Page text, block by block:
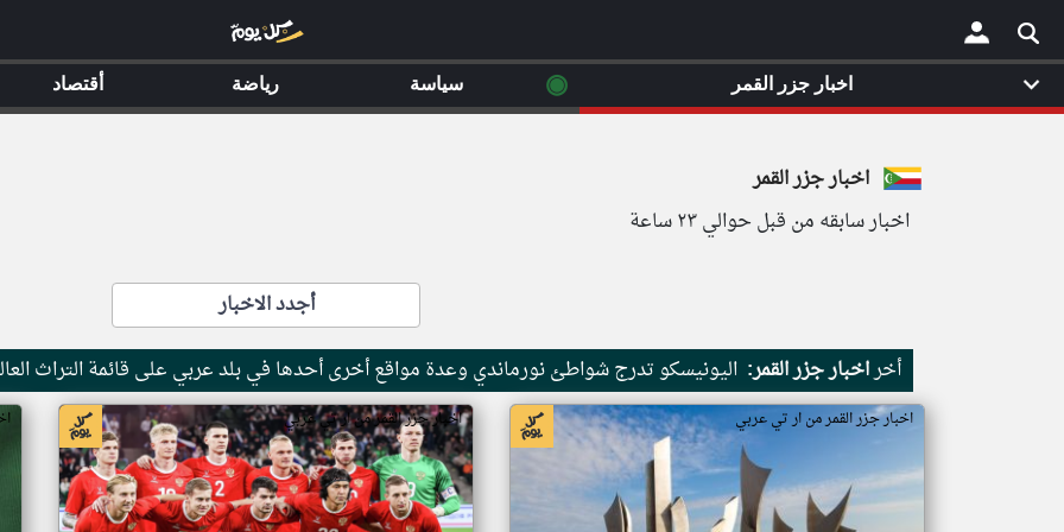
×
اخبار جزر القمر
اخبار سابقه من قبل حوالي ٢٣ ساعة
أجدد الاخبار
أخراخبار جزر القمر: اليونيسكو تدرج شواطئ نورماندي وعدة مواقع أخرى أحدها في بلد عربي على قائمة التراث
اخبار جزر القمر من ار تي عربي اخبار جزر القمر من ار تي عربي
اخبار جزر القمر ◉ سياسة رياضة أقتصاد